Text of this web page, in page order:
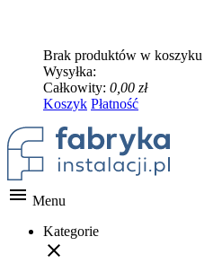
Brak produktów w koszyku
Wysyłka:
Całkowity: 0,00 zł
Koszyk Płatność
 Menu
Kategorie
